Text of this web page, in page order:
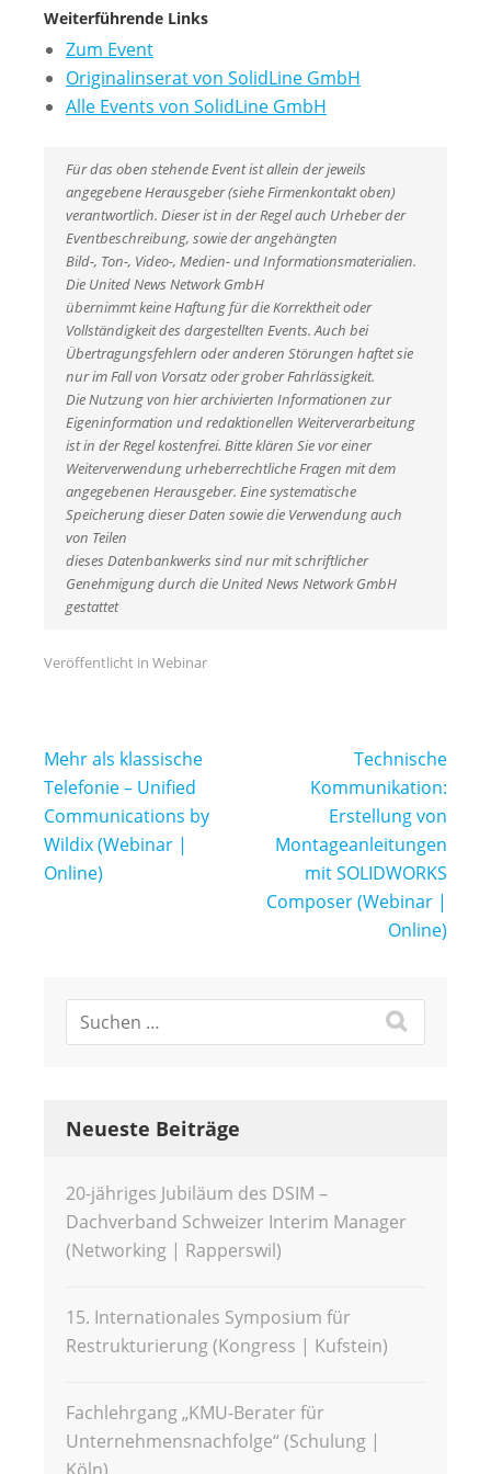
Weiterführende Links
Zum Event
Originalinserat von SolidLine GmbH
Alle Events von SolidLine GmbH
Für das oben stehende Event ist allein der jeweils
angegebene Herausgeber (siehe Firmenkontakt oben)
verantwortlich. Dieser ist in der Regel auch Urheber der
Eventbeschreibung, sowie der angehängten
Bild-, Ton-, Video-, Medien- und Informationsmaterialien.
Die United News Network GmbH
übernimmt keine Haftung für die Korrektheit oder
Vollständigkeit des dargestellten Events. Auch bei
Übertragungsfehlern oder anderen Störungen haftet sie
nur im Fall von Vorsatz oder grober Fahrlässigkeit.
Die Nutzung von hier archivierten Informationen zur
Eigeninformation und redaktionellen Weiterverarbeitung
ist in der Regel kostenfrei. Bitte klären Sie vor einer
Weiterverwendung urheberrechtliche Fragen mit dem
angegebenen Herausgeber. Eine systematische
Speicherung dieser Daten sowie die Verwendung auch
von Teilen
dieses Datenbankwerks sind nur mit schriftlicher
Genehmigung durch die United News Network GmbH
gestattet
Veröffentlicht in Webinar
Beitragsnavigation
Mehr als klassische
Telefonie – Unified
Communications by
Wildix (Webinar |
Online)
Technische
Kommunikation:
Erstellung von
Montageanleitungen
mit SOLIDWORKS
Composer (Webinar |
Online)
Neueste Beiträge
20-jähriges Jubiläum des DSIM –
Dachverband Schweizer Interim Manager
(Networking | Rapperswil)
15. Internationales Symposium für
Restrukturierung (Kongress | Kufstein)
Fachlehrgang „KMU-Berater für
Unternehmensnachfolge“ (Schulung |